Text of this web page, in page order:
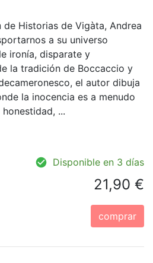
Historias de Vigàta, Andrea
a su universo
ironía, disparate y
la tradición de Boccaccio y
el autor dibuja
la inocencia es a menudo
...
Disponible en 3 días
21,90 €
comprar